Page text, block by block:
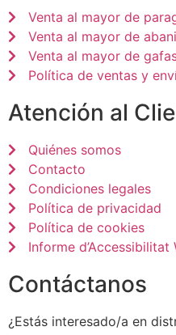
Venta al mayor de
Venta al mayor de
Venta al mayor de
Política de ventas y
Atención al
Quiénes somos
Contacto
Condiciones legales
Política de privacidad
Política de cookies
Informe d’Accessibilitat
Contáctanos
¿Estás interesado/a en